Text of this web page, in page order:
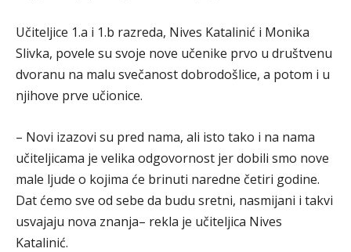
Učiteljice 1.a i 1.b razreda, Nives Katalinić i Monika
Slivka, povele su svoje nove učenike prvo u društvenu
dvoranu na malu svečanost dobrodošlice, a potom i u
njihove prve učionice.
– Novi izazovi su pred nama, ali isto tako i na nama
učiteljicama je velika odgovornost jer dobili smo nove
male ljude o kojima će brinuti naredne četiri godine.
Dat ćemo sve od sebe da budu sretni, nasmijani i takvi
usvajaju nova znanja– rekla je učiteljica Nives
Katalinić.